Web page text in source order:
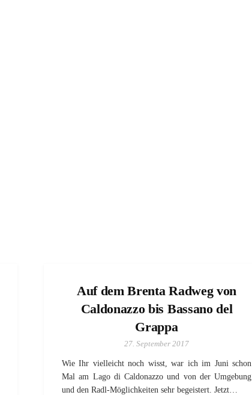
Auf dem Brenta Radweg von
Caldonazzo bis Bassano del
Grappa
27. September 2017
Wie Ihr vielleicht noch wisst, war ich im Juni schon
Mal am Lago di Caldonazzo und von der Umgebung
und den Radl-Möglichkeiten sehr begeistert. Jetzt…